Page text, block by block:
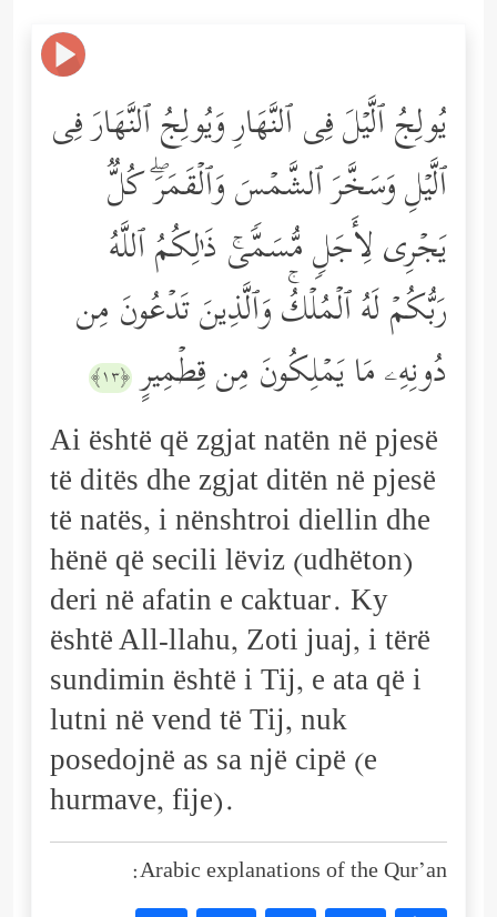
یُولِجُ ٱلَّیۡلَ فِی ٱلنَّهَارِ وَیُولِجُ ٱلنَّهَارَ فِی
ٱلَّیۡلِ وَسَخَّرَ ٱلشَّمۡسَ وَٱلۡقَمَرَۖ كُلࣱّ
یَجۡرِی لِأَجَلࣲ مُّسَمࣰّىۚ ذَ ٰ⁠لِكُمُ ٱللَّهُ
رَبُّكُمۡ لَهُ ٱلۡمُلۡكُۚ وَٱلَّذِینَ تَدۡعُونَ مِن
دُونِهِۦ مَا یَمۡلِكُونَ مِن قِطۡمِیرٍ ﴿١٣﴾
Ai është që zgjat natën në pjesë
të ditës dhe zgjat ditën në pjesë
të natës, i nënshtroi diellin dhe
hënë që secili lëviz (udhëton)
deri në afatin e caktuar. Ky
është All-llahu, Zoti juaj, i tërë
sundimin është i Tij, e ata që i
lutni në vend të Tij, nuk
posedojnë as sa një cipë (e
hurmave, fije).
Arabic explanations of the Qur’an: